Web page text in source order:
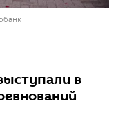
в